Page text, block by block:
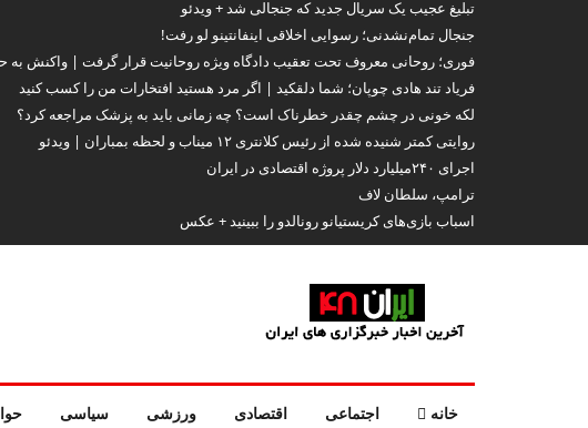
تبلیغ عجیب یک سریال جدید که جنجالی شد + ویدئو
جنجال تمام‌نشدنی؛ رسوایی اخلاقی اینفانتینو لو رفت!
فوری؛ روحانی معروف تحت تعقیب دادگاه ویژه روحانیت قرار گرفت | واکنش به
فریاد تند هادی چوپان؛‌ شما دلقکید | اگر مرد هستید افتخارات من را کسب کنید
لکه خونی در چشم چقدر خطرناک است؟ چه زمانی باید به پزشک مراجعه کرد؟
روایتی کمتر شنیده شده از رئیس کلانتری ۱۲ میناب و لحظه بمباران | ویدئو
اجرای ۲۴۰میلیارد دلار پروژه اقتصادی در ایران
ترامپ، سلطان لاف
اسباب‌ بازی‌های کریستیانو رونالدو را ببینید + عکس
خانه اجتماعی اقتصادی ورزشی سیاسی